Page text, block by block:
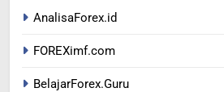
AnalisaForex.id
FOREXimf.com
BelajarForex.Guru
367